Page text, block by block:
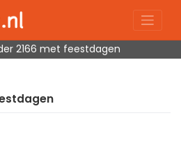
2166 met feestdagen